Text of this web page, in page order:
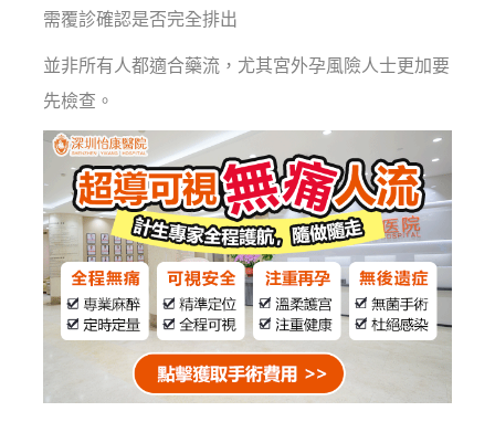
需覆診確認是否完全排出
並非所有人都適合藥流，尤其宮外孕風險人士更加要
先檢查。